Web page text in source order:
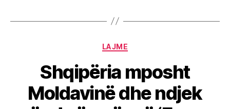
Categories
LAJME
Shqipëria mposht
Moldavinë dhe ndjek